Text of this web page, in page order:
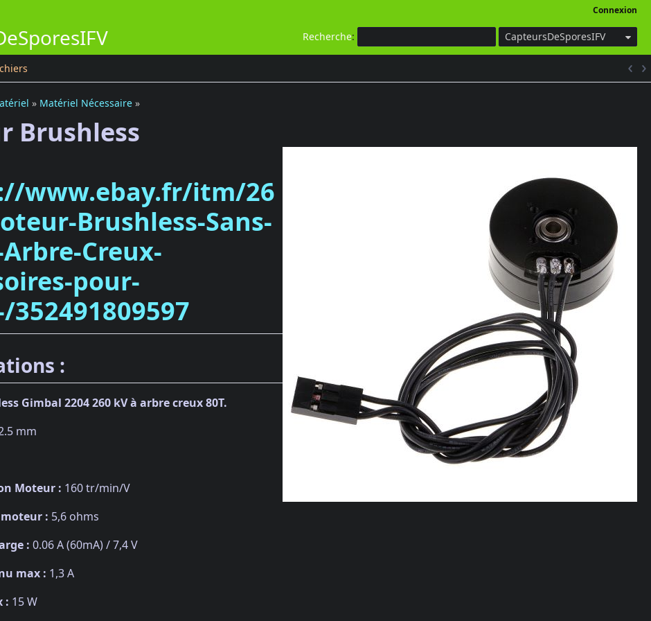
Connexion
Recherche: CapteursDeSporesIFV
» Matériel Nécessaire »
Brushless
www.ebay.fr/itm/26
Brushless-Sans-
Creux-
pour-
352491809597
:
Gimbal 2204 260 kV à arbre creux 80T.
mm
Moteur : 160 tr/min/V
: 5,6 ohms
: 0.06 A (60mA) / 7,4 V
max : 1,3 A
: 15 W